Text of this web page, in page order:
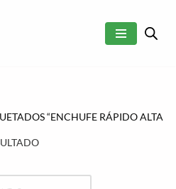
“ENCHUFE RÁPIDO ALTA